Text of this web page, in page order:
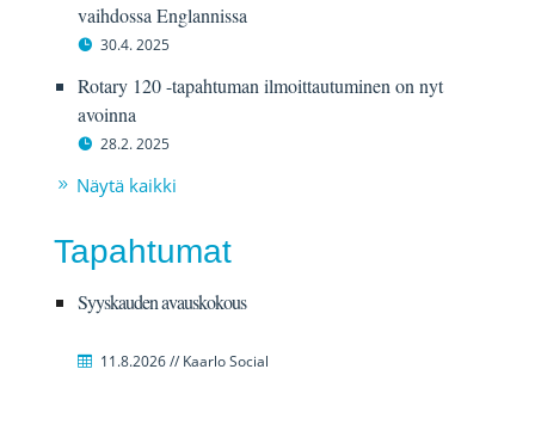
vaihdossa Englannissa
30.4. 2025
Rotary 120 -tapahtuman ilmoittautuminen on nyt
avoinna
28.2. 2025
Näytä kaikki
Tapahtumat
Syyskauden avauskokous
11.8.2026 // Kaarlo Social